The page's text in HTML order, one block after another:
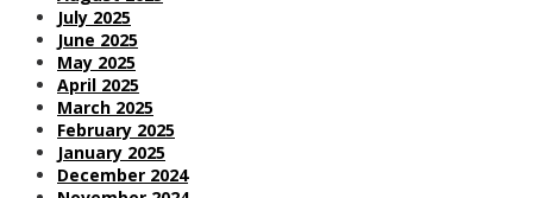
July 2025
June 2025
May 2025
April 2025
March 2025
February 2025
January 2025
December 2024